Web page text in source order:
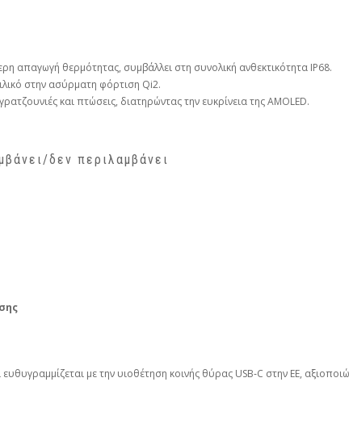
απαγωγή θερμότητας, συμβάλλει στη συνολική ανθεκτικότητα IP68.
στην ασύρματη φόρτιση Qi2.
και πτώσεις, διατηρώντας την ευκρίνεια της AMOLED.
δεν περιλαμβάνει
ευθυγραμμίζεται με την υιοθέτηση κοινής θύρας USB‑C στην ΕΕ,